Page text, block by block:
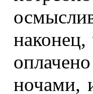
наконец,
ночами,